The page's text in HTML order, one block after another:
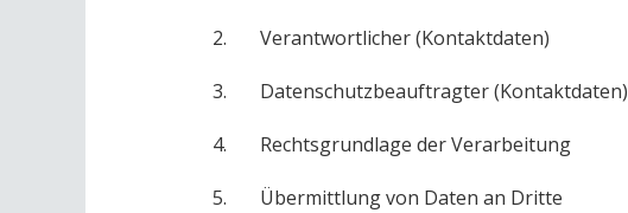
2. Verantwortlicher (Kontaktdaten)
3. Datenschutzbeauftragter (Kontaktdaten)
4. Rechtsgrundlage der Verarbeitung
5. Übermittlung von Daten an Dritte